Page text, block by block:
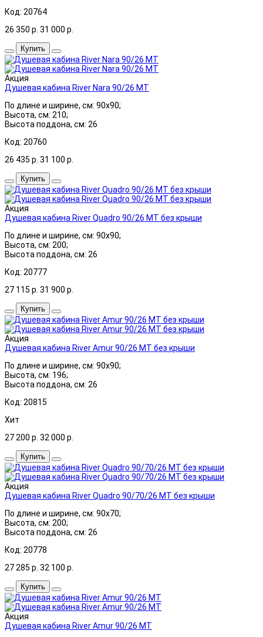
Код: 20764
26 350 р. 31 000 р.
Купить
Акция
Душевая кабина River Nara 90/26 МТ
По длине и ширине, см: 90x90;
Высота, см: 210;
Высота поддона, см: 26
Код: 20760
26 435 р. 31 100 р.
Купить
Акция
Душевая кабина River Quadro 90/26 МТ без крыши
По длине и ширине, см: 90x90;
Высота, см: 200;
Высота поддона, см: 26
Код: 20777
27 115 р. 31 900 р.
Купить
Акция
Душевая кабина River Amur 90/26 МТ без крыши
По длине и ширине, см: 90x90;
Высота, см: 196;
Высота поддона, см: 26
Код: 20815
Хит
27 200 р. 32 000 р.
Купить
Акция
Душевая кабина River Quadro 90/70/26 МТ без крыши
По длине и ширине, см: 90x70;
Высота, см: 200;
Высота поддона, см: 26
Код: 20778
27 285 р. 32 100 р.
Купить
Акция
Душевая кабина River Amur 90/26 МТ